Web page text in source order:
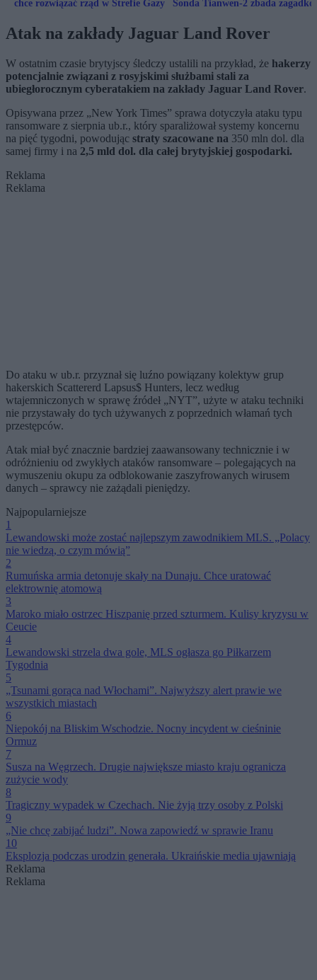
chce rozwiązać rząd w Strefie Gazy
Sonda Tianwen-2 zbada
Atak na zakłady Jaguar Land Rover
W ostatnim czasie brytyjscy śledczy ustalili na przykład, że hakerzy
potencjalnie związani z rosyjskimi służbami stali za
ubiegłorocznym cyberatakiem na zakłady Jaguar Land Rover.
Opisywana przez „New York Times” sprawa dotyczyła ataku typu
ransomware z sierpnia ub.r., który sparaliżował systemy koncernu
na pięć tygodni, powodując straty szacowane na 350 mln dol. dla
samej firmy i na 2,5 mld dol. dla całej brytyjskiej gospodarki.
Reklama
Reklama
Do ataku w ub.r. przyznał się luźno powiązany kolektyw grup
hakerskich Scattererd Lapsus$ Hunters, lecz według
wtajemniczonych w sprawę źródeł „NYT”, użyte w ataku techniki
nie przystawały do tych używanych z poprzednich włamań tych
przestępców.
Atak miał być znacznie bardziej zaawansowany technicznie i w
odróżnieniu od zwykłych ataków ransomware – polegających na
wymuszeniu okupu za odblokowanie zaszyfrowanych wirusem
danych – sprawcy nie zażądali pieniędzy.
Najpopularniejsze
1
Lewandowski może zostać najlepszym zawodnikiem MLS. „Polacy
nie wiedzą, o czym mówią”
2
Rumuńska armia detonuje skały na Dunaju. Chce uratować
elektrownię atomową
3
Maroko miało ostrzec Hiszpanię przed szturmem. Kulisy kryzysu w
Ceucie
4
Lewandowski strzela dwa gole, MLS ogłasza go Piłkarzem
Tygodnia
5
„Tsunami gorąca nad Włochami”. Najwyższy alert prawie we
wszystkich miastach
6
Niepokój na Bliskim Wschodzie. Nocny incydent w cieśninie
Ormuz
7
Susza na Węgrzech. Drugie największe miasto kraju ogranicza
zużycie wody
8
Tragiczny wypadek w Czechach. Nie żyją trzy osoby z Polski
9
„Nie chcę zabijać ludzi”. Nowa zapowiedź w sprawie Iranu
10
Eksplozja podczas urodzin generała. Ukraińskie media ujawniają
Reklama
Reklama